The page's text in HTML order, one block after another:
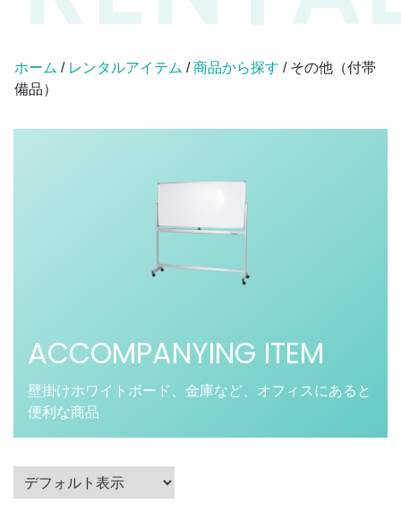
ホーム / レンタルアイテム /商品から探す / その他（付帯
備品）
ACCOMPANYING ITEM
壁掛けホワイトボード、金庫など、オフィスにあると
便利な商品